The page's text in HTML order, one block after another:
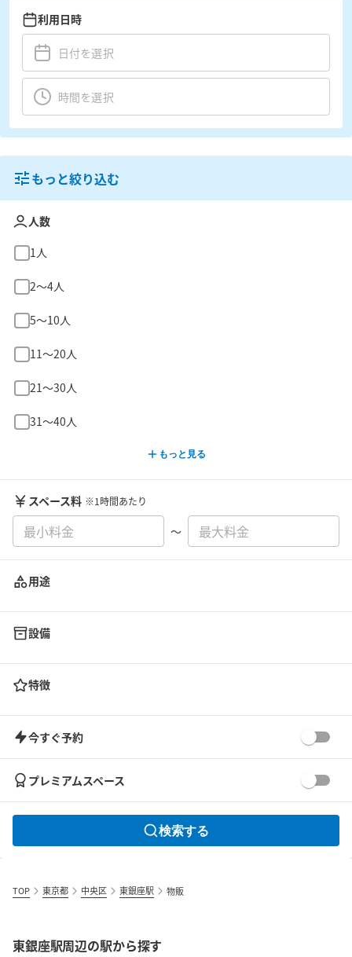
利用日時
もっと絞り込む
人数
1人
2〜4人
5〜10人
11〜20人
21〜30人
31〜40人
もっと見る
スペース料 ※1時間あたり
〜
用途
設備
特徴
今すぐ予約
プレミアムスペース
検索する
TOP 東京都 中央区 東銀座駅 物販
東銀座駅周辺の駅から探す